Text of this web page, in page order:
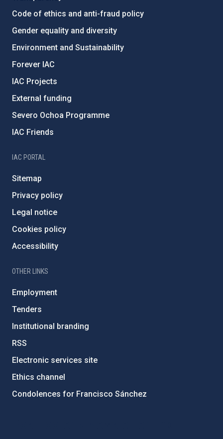
Code of ethics and anti-fraud policy
Gender equality and diversity
Environment and Sustainability
Forever IAC
IAC Projects
External funding
Severo Ochoa Programme
IAC Friends
IAC PORTAL
Sitemap
Privacy policy
Legal notice
Cookies policy
Accessibility
OTHER LINKS
Employment
Tenders
Institutional branding
RSS
Electronic services site
Ethics channel
Condolences for Francisco Sánchez